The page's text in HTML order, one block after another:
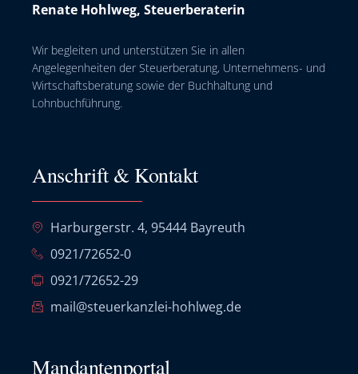
Renate Hohlweg, Steuerberaterin
Wir begleiten und unterstützen Sie in allen
Angelegenheiten der Steuerberatung, Unternehmens- und
Wirtschaftsberatung sowie der Buchhaltung und
Lohnbuchführung.
Anschrift & Kontakt
Harburgerstr. 4, 95444 Bayreuth
0921/72652-0
0921/72652-29
mail@steuerkanzlei-hohlweg.de
Mandantenportal